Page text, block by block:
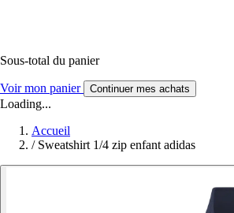
Sous-total du panier
Voir mon panier Continuer mes achats
Loading...
Accueil
/ Sweatshirt 1/4 zip enfant adidas